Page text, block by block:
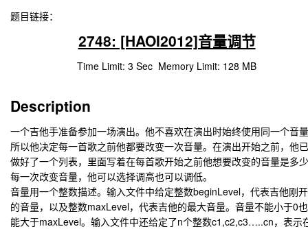
题目链接：
2748: [HAOI2012]音量调节
Time Limit: 3 Sec Memory Limit: 128 MB
Description
一个吉他手准备参加一场演出。他不喜欢在演出时始终使用同一个音
所以他决定每一首歌之前他都要改变一次音量。在演出开始之前，他
做好了一个列表，里面写着在每首歌开始之前他想要改变的音量是多
每一次改变音量，他可以选择调高也可以调低。
音量用一个整数描述。输入文件中给定整数beginLevel，代表吉他刚
的音量，以及整数maxLevel，代表吉他的最大音量。音量不能小于0
能大于maxLevel。输入文件中还给定了n个整数c1,c2,c3…..cn，表示